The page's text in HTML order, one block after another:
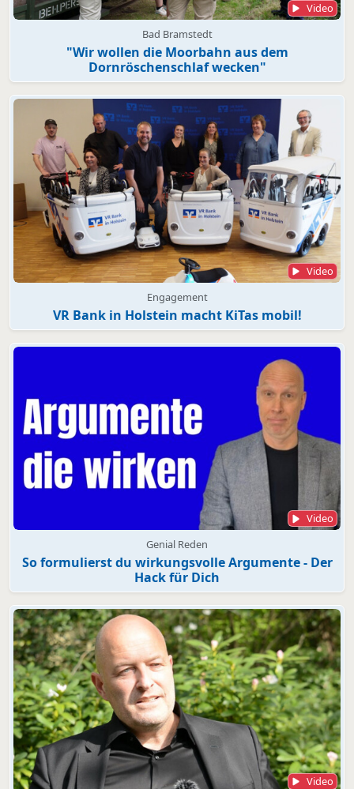
Video
Bad Bramstedt
"Wir wollen die Moorbahn aus dem
Dornröschenschlaf wecken"
Video
Engagement
VR Bank in Holstein macht KiTas mobil!
Video
Genial Reden
So formulierst du wirkungsvolle Argumente - Der
Hack für Dich
Video